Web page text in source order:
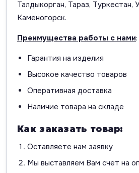
Талдыкорган, Тараз, Туркестан,
Каменогорск.
Преимущества работы с нами:
Гарантия на изделия
Высокое качество товаров
Оперативная доставка
Наличие товара на складе
Как заказать товар:
Оставляете нам заявку
Мы выставляем Вам счет на